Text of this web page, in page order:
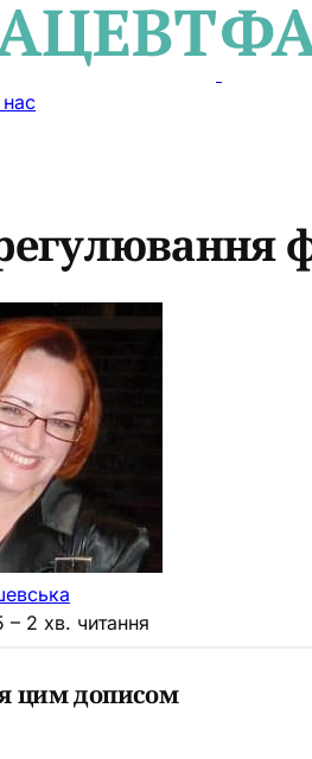
– 2 хв. читання
цим дописом